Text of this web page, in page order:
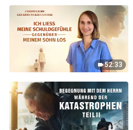
52:33